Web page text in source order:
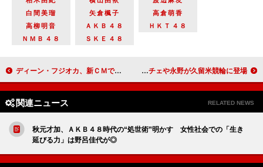
白間美瑠
矢倉楓子
高倉萌香
高柳明音
ＡＫＢ４８
ＨＫＴ４８
ＮＭＢ４８
ＳＫＥ４８
ディーン・フジオカ、新ＣＭでスマートに変身 ２０テイクの撮影も！ ニッチェや永野が久留米競輪に登場
関連ニュース RELATED NEWS
秋元才加、ＡＫＢ４８時代の“処世術”明かす 女性社会での「生き
延びる力」は野呂佳代が◎